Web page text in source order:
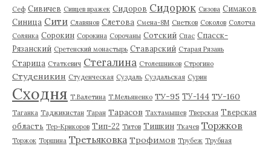
Сеф Сивичев Сивцев вражек Сидоров Сидорюк Сизова Симаков
Синица Сити Славянов Слетова Смена-8М Снетков Соколов Солотча
Солянка Сорокин Сорокина Сорочаны Сотский Спас Спасск-
Рязанский Сретенский монастырь Ставарский Старая Рязань
Старица Статкевич Стегалина Столешников Строгино
Студеникин Студенческая Суздаль Суздальская Сурин
Сходня Т.Валетина Т.Мельяненко ТУ-95 ТУ-144 ТУ-160
Таганка Таджикистан Таран Тарасов Тахтамышев Тверская Тверская
область Тер-Крикоров Тип-22 Титов Тишкин Ткачев Торжков
Торжок Торшина Третьяковка Трофимов Трубеж Трубная